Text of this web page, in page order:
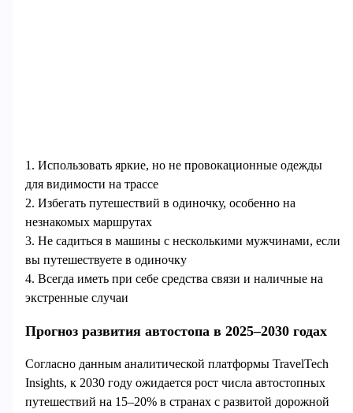
1. Использовать яркие, но не провокационные одежды
для видимости на трассе
2. Избегать путешествий в одиночку, особенно на
незнакомых маршрутах
3. Не садиться в машины с несколькими мужчинами, если
вы путешествуете в одиночку
4. Всегда иметь при себе средства связи и наличные на
экстренные случаи
Прогноз развития автостопа в 2025–2030 годах
Согласно данным аналитической платформы TravelTech
Insights, к 2030 году ожидается рост числа автостопных
путешествий на 15–20% в странах с развитой дорожной